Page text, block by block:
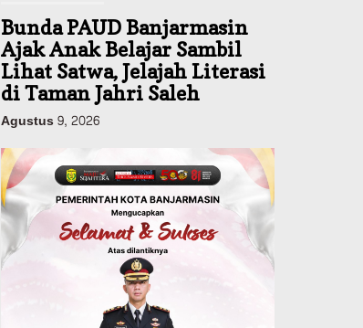
Bunda PAUD Banjarmasin
Ajak Anak Belajar Sambil
Lihat Satwa, Jelajah Literasi
di Taman Jahri Saleh
Agustus 9, 2026
Advertorial Pemkab Balangan
28 Pelajar Halong Balangan
Jalani Latihan Intensif
Paskibraka, Ditempa TNI-
Polri Sambut HUT ke-81 RI